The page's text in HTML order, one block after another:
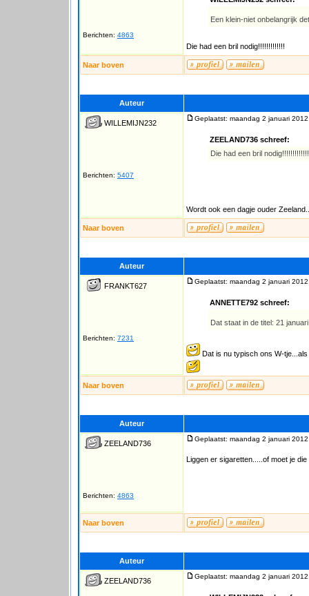
Berichten: 4863
Een klein-niet onbelangrijk
Die had een bril nodig!!!!!!!!!!!!!
Naar boven
Auteur
WILLEMIJN232
Berichten: 5407
Geplaatst: maandag 2 januari
ZEELAND736 schreef:
Die had een bril nodig!!!!!!!!!!!!!
Wordt ook een dagje ouder
Naar boven
Auteur
FRANKT627
Berichten: 7231
Geplaatst: maandag 2 januari
ANNETTE792 schreef:
Dat staat in de titel: 21
Dat is nu typisch ons W-
Naar boven
Auteur
ZEELAND736
Berichten: 4863
Geplaatst: maandag 2 januari
Liggen er sigaretten.....of moet je
Naar boven
Auteur
ZEELAND736
Geplaatst: maandag 2 januari